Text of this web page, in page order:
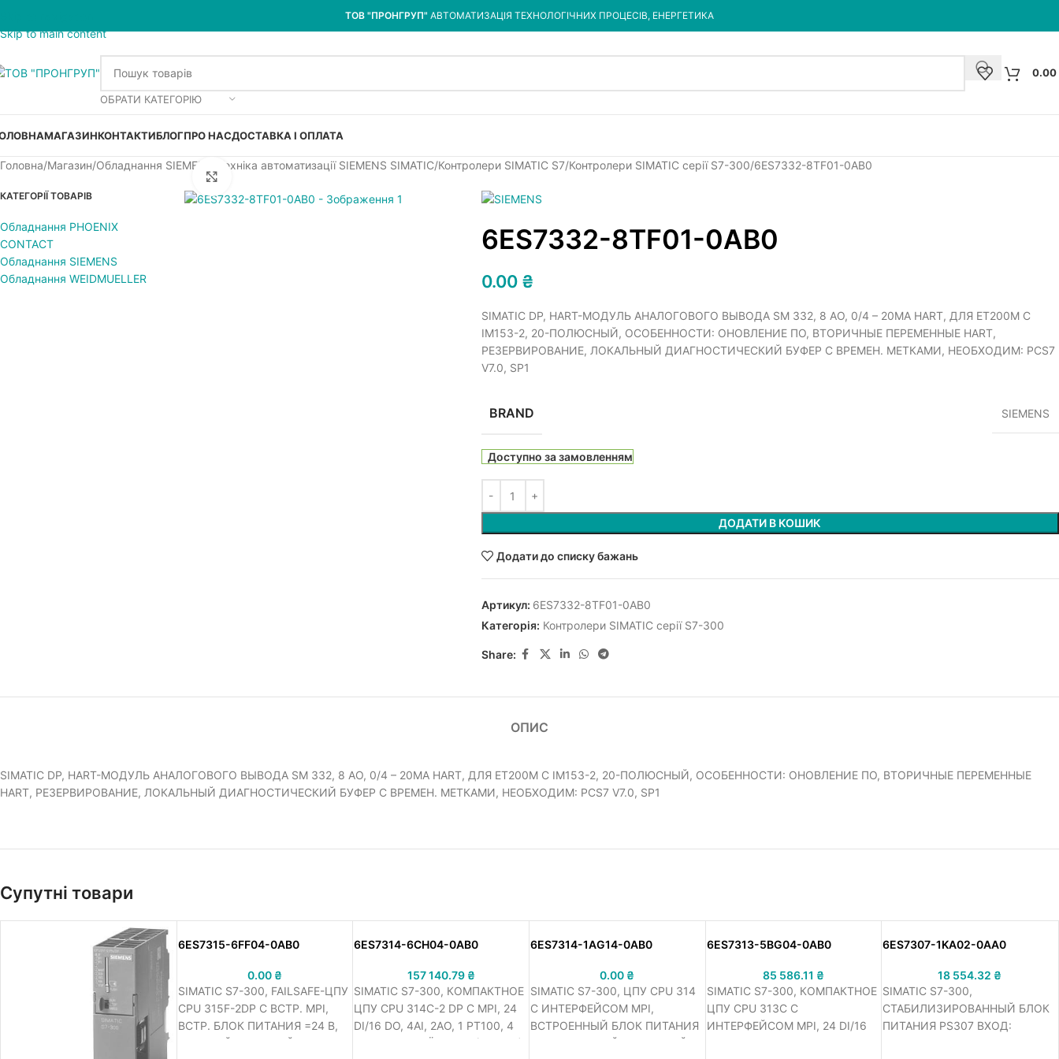
Skip to main content
ТОВ "ПРОНГРУП" АВТОМАТИЗАЦІЯ ТЕХНОЛОГІЧНИХ ПРОЦЕСІВ, ЕНЕРГЕТИКА
ОБРАТИ КАТЕГОРІЮ
0.00
МАГАЗИНКОНТАКТИБЛОГПРО НАСДОСТАВКА І ОПЛАТА
Головна Магазин Обладнання SIEMENS Техніка автоматизації SIEMENS SIMATIC Контролери SIMATIC S7 Контролери SIMATIC серії S7-300 6ES7332-8TF01-0AB0
КАТЕГОРІЇ ТОВАРІВ
Обладнання PHOENIX
CONTACT
Обладнання SIEMENS
Обладнання WEIDMUELLER
6ES7332-8TF01-0AB0
0.00 ₴
SIMATIC DP, HART-МОДУЛЬ АНАЛОГОВОГО ВЫВОДА SM 332, 8 AO, 0/4 – 20MA HART, ДЛЯ ET200M С
IM153-2, 20-ПОЛЮСНЫЙ, ОСОБЕННОСТИ: ОНОВЛЕНИЕ ПО, ВТОРИЧНЫЕ ПЕРЕМЕННЫЕ HART,
РЕЗЕРВИРОВАНИЕ, ЛОКАЛЬНЫЙ ДИАГНОСТИЧЕСКИЙ БУФЕР С ВРЕМЕН. МЕТКАМИ, НЕОБХОДИМ: PCS7
V7.0, SP1
BRAND SIEMENS
Доступно за замовленням
ДОДАТИ В КОШИК
Додати до списку бажань
Артикул: 6ES7332-8TF01-0AB0
Категорія: Контролери SIMATIC серії S7-300
Share:
ОПИС
SIMATIC DP, HART-МОДУЛЬ АНАЛОГОВОГО ВЫВОДА SM 332, 8 AO, 0/4 – 20MA HART, ДЛЯ ET200M С IM153-2, 20-ПОЛЮСНЫЙ, ОСОБЕННОСТИ: ОНОВЛЕНИЕ ПО, ВТОРИЧНЫЕ ПЕРЕМЕННЫЕ
HART, РЕЗЕРВИРОВАНИЕ, ЛОКАЛЬНЫЙ ДИАГНОСТИЧЕСКИЙ БУФЕР С ВРЕМЕН. МЕТКАМИ, НЕОБХОДИМ: PCS7 V7.0, SP1
Супутні товари
6ES7315-6FF04-0AB0
0.00 ₴
SIMATIC S7-300, FAILSAFE-ЦПУ
CPU 315F-2DP С ВСТР. MPI,
ВСТР. БЛОК ПИТАНИЯ =24 В,
384 КБАЙТ РАБОЧЕЙ ПАМЯТИ,
6ES7314-6CH04-0AB0
157 140.79 ₴
SIMATIC S7-300, КОМПАКТНОЕ
ЦПУ CPU 314C-2 DP С MPI, 24
DI/16 DO, 4AI, 2AO, 1 PT100, 4
БЫСТРЫХ СЧЁТЧИКА (60 КГЦ),
6ES7314-1AG14-0AB0
0.00 ₴
SIMATIC S7-300, ЦПУ CPU 314
С ИНТЕРФЕЙСОМ MPI,
ВСТРОЕННЫЙ БЛОК ПИТАНИЯ
=24 В, 128 КБАЙТА РАБОЧЕЙ
6ES7313-5BG04-0AB0
85 586.11 ₴
SIMATIC S7-300, КОМПАКТНОЕ
ЦПУ CPU 313C С
ИНТЕРФЕЙСОМ MPI, 24 DI/16
6ES7307-1KA02-0AA0
18 554.32 ₴
SIMATIC S7-300,
СТАБИЛИЗИРОВАННЫЙ БЛОК
ПИТАНИЯ PS307 ВХОД: